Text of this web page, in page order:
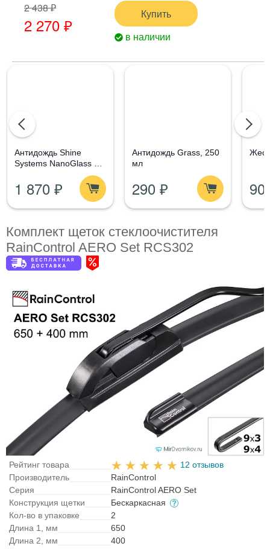
2 438 ₽
2 270 ₽
Купить
в наличии
Aнтидождь Shine
Systems NanoGlass Kit
- Набор по уходу за
стеклом
1 870 ₽
Антидождь Grass, 250
мл
290 ₽ 90
Комплект щеток стеклоочистителя
RainControl AERO Set RCS302
Рейтинг товара
12 отзывов
Производитель
RainControl
Серия
RainControl AERO Set
Конструкция щетки
Бескаркасная
Кол-во в упаковке
2
Длина 1, мм
650
Длина 2, мм
400